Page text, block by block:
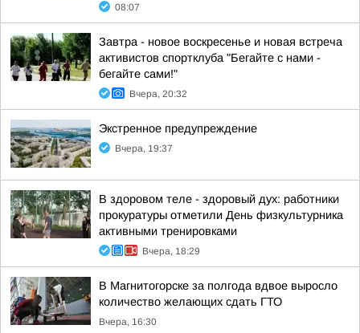
08:07
Завтра - новое воскресенье и новая встреча
активистов спортклуба "Бегайте с нами -
бегайте сами!"
Вчера, 20:32
Экстренное предупреждение
Вчера, 19:37
В здоровом теле - здоровый дух: работники
прокуратуры отметили День физкультурника
активными тренировками
Вчера, 18:29
В Магнитогорске за полгода вдвое выросло
количество желающих сдать ГТО
Вчера, 16:30